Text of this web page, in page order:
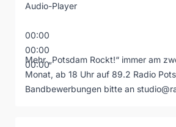
Audio-Player
00:00
00:00
00:00
Mehr „Potsdam Rockt!“ immer am
Monat, ab 18 Uhr auf 89.2 Radio
Bandbewerbungen bitte an